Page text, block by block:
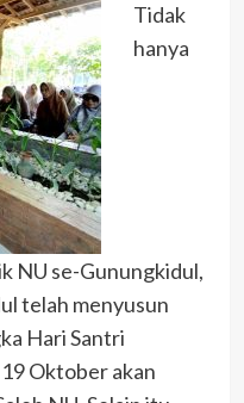
Tidak
hanya
NU se-Gunungkidul,
telah menyusun
Hari Santri
Oktober akan